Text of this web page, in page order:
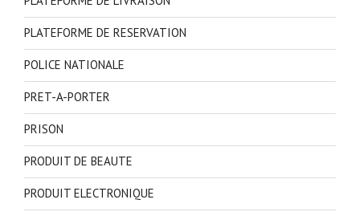
PLATEFORME DE RESERVATION
POLICE NATIONALE
PRET-A-PORTER
PRISON
PRODUIT DE BEAUTE
PRODUIT ELECTRONIQUE